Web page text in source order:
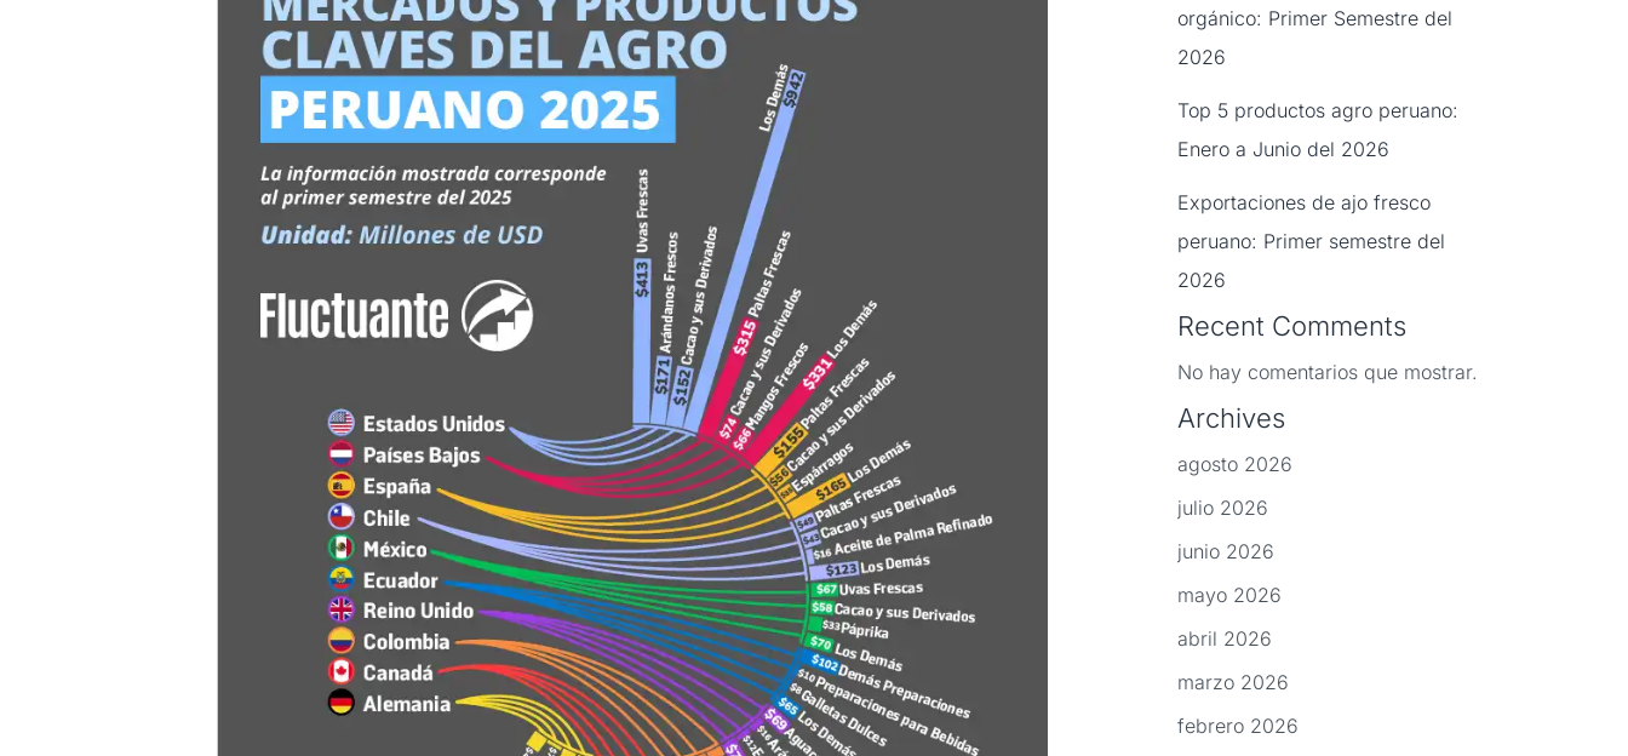
productos
clave
peruano
2025:
Primer
semestre
2025
orgánico: Primer Semestre del
2026
Top 5 productos agro peruano:
Enero a Junio del 2026
Exportaciones de ajo fresco
peruano: Primer semestre del
2026
Recent Comments
No hay comentarios que mostrar.
Archives
agosto 2026
julio 2026
junio 2026
mayo 2026
abril 2026
marzo 2026
febrero 2026